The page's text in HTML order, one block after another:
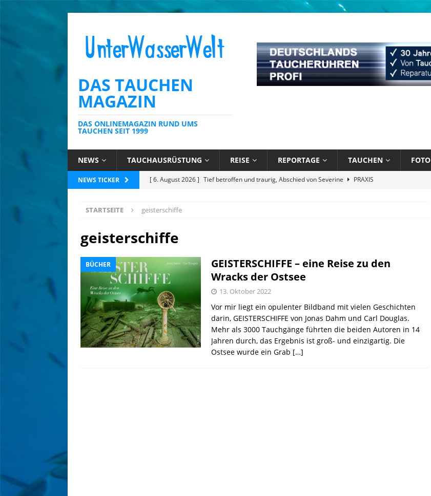
DAS TAUCHEN
MAGAZIN
DAS ONLINEMAGAZIN RUND UMS
TAUCHEN SEIT 1999
NEWS TAUCHAUSRÜSTUNG REISE REPORTAGE TAUCHEN FOTO
NEWS TICKER [ 6. August 2026 ] Tief betroffen und traurig, Abschied von Severine
PRAXIS
AUSRÜSTUNG
[ 4. August 2026 ]
[ 7. August 2026 ]
eoapp DIVE: Satelliten-App erleichtert Tauchplanung PRAXIS
STARTSEITE geisterschiffe
geisterschiffe
BÜCHER
GEISTERSCHIFFE – eine Reise zu den
Wracks der Ostsee
13. Oktober 2022
Vor mir liegt ein opulenter Bildband mit vielen Geschichten
darin, GEISTERSCHIFFE von Jonas Dahm und Carl Douglas.
Mehr als 3000 Tauchgänge führten die beiden Autoren in 14
Jahren durch, das Ergebnis ist groß- und einzigartig. Die
Ostsee wurde ein Grab […]